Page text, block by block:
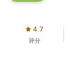
4.7
评分